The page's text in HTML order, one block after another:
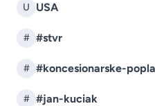
U USA
# #stvr
# #koncesionarske-
# #jan-kuciak